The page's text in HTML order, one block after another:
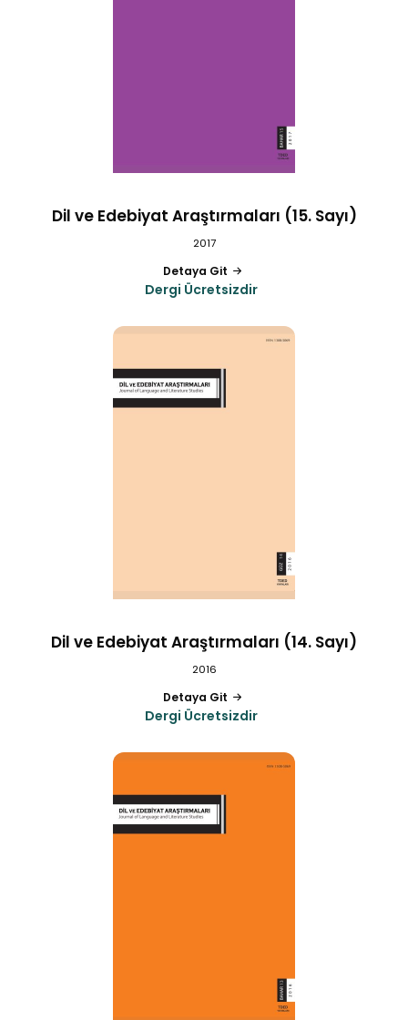
Dil ve Edebiyat Araştırmaları (15. Sayı)
2017
Detaya Git
Dergi Ücretsizdir
Dil ve Edebiyat Araştırmaları (14. Sayı)
2016
Detaya Git
Dergi Ücretsizdir